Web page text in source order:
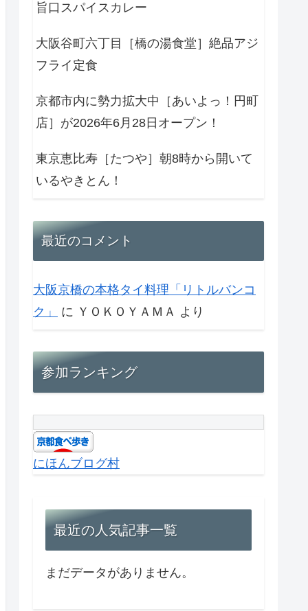
旨口スパイスカレー
大阪谷町六丁目［橋の湯食堂］絶品アジ
フライ定食
京都市内に勢力拡大中［あいよっ！円町
店］が2026年6月28日オープン！
東京恵比寿［たつや］朝8時から開いて
いるやきとん！
最近のコメント
大阪京橋の本格タイ料理「リトルバンコ
ク」
に ＹＯＫＯＹＡＭＡ より
参加ランキング
にほんブログ村
最近の人気記事一覧
まだデータがありません。